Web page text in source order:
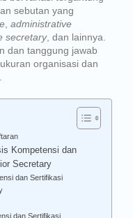
sebutan yang
, administrative
secretary, dan lainnya.
dan tanggung jawab
organisasi dan
Kompetensi dan
Secretary
dan Sertifikasi
dan Sertifikasi